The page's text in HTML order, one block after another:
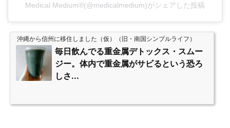
Medical Medium®(@medicalmedium)がシェアした投稿
沖縄から信州に移住しました（仮）（旧・南国シンプルライフ）
毎日飲んでる重金属デトックス・スムー
ジー。体内で重金属がサビるという恐ろ
しさ...